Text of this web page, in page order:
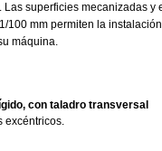
superficies mecanizadas y
100 mm permiten la instalación
máquina.
con taladro transversal
excéntricos.